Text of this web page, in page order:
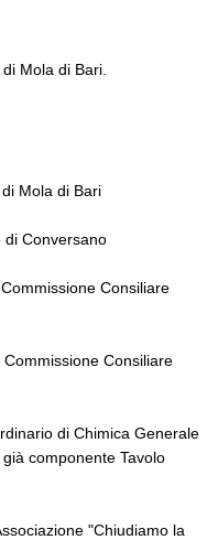
Mola di Bari.
Mola di Bari
di Conversano
Consiliare
Consiliare
di Chimica Generale
componente Tavolo
"Chiudiamo la